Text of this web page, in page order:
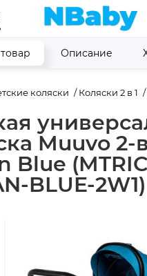
коляски Коляски 2 в 1
Muuvo 2-
Blue
BLUE-
Описание